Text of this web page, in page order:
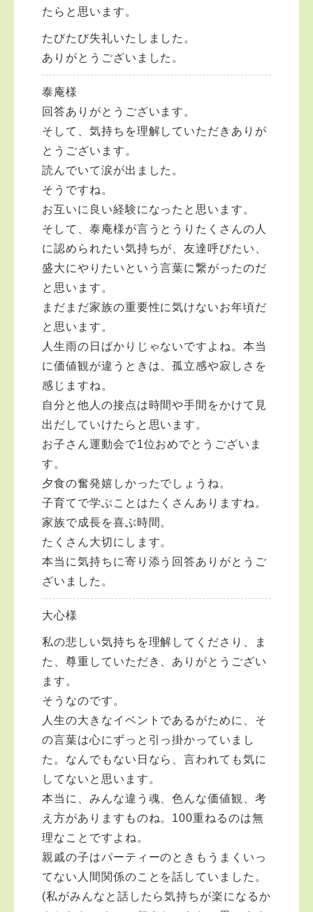
たらと思います。
たびたび失礼いたしました。
ありがとうございました。
泰庵様
回答ありがとうございます。
そして、気持ちを理解していただきありが
とうございます。
読んでいて涙が出ました。
そうですね。
お互いに良い経験になったと思います。
そして、泰庵様が言うとうりたくさんの人
に認められたい気持ちが、友達呼びたい、
盛大にやりたいという言葉に繋がったのだ
と思います。
まだまだ家族の重要性に気けないお年頃だ
と思います。
人生雨の日ばかりじゃないですよね。本当
に価値観が違うときは、孤立感や寂しさを
感じますね。
自分と他人の接点は時間や手間をかけて見
出だしていけたらと思います。
お子さん運動会で1位おめでとうございま
す。
夕食の奮発嬉しかったでしょうね。
子育てで学ぶことはたくさんありますね。
家族で成長を喜ぶ時間。
たくさん大切にします。
本当に気持ちに寄り添う回答ありがとうご
ざいました。
大心様
私の悲しい気持ちを理解してくださり、ま
た、尊重していただき、ありがとうござい
ます。
そうなのです。
人生の大きなイベントであるがために、そ
の言葉は心にずっと引っ掛かっていまし
た。なんでもない日なら、言われても気に
してないと思います。
本当に、みんな違う魂、色んな価値観、考
え方がありますものね。100重ねるのは無
理なことですよね。
親戚の子はパーティーのときもうまくいっ
てない人間関係のことを話していました。
(私がみんなと話したら気持ちが楽になるか